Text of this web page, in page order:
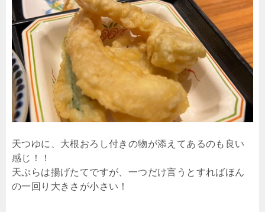
天つゆに、大根おろし付きの物が添えてあるのも良い
感じ！！
天ぷらは揚げたてですが、一つだけ言うとすればほん
の一回り大きさが小さい！